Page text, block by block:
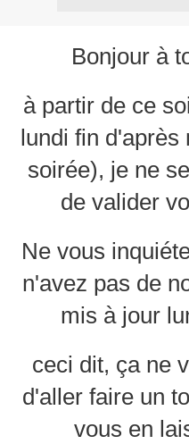
Bonjour à
à partir de ce
lundi fin d'après
soirée), je ne
de valider
Ne vous
n'avez pas de
mis à jour
ceci dit, ça ne
d'aller faire un
vous en